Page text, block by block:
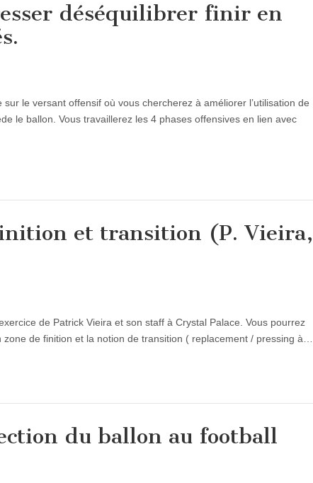
déséquilibrer finir en
le versant offensif où vous chercherez à améliorer l’utilisation de
le ballon. Vous travaillerez les 4 phases offensives en lien avec
et transition (P. Vieira,
de Patrick Vieira et son staff à Crystal Palace. Vous pourrez
de finition et la notion de transition ( replacement / pressing à…
du ballon au football